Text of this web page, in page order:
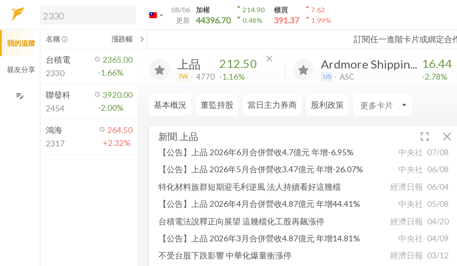
arrow_drop_down
08/06
更新
加權
44396.70
arrow_drop_down214.90
arrow_drop_down0.48%
櫃買
391.37
arrow_drop_up7.62
arrow_drop_up1.99%
訂閱任一進階卡片或綁定合
解鎖即時行情及進階功能
方案」，即可解鎖以下功能：
即時行情
即時市況與排行
成交金額熱力圖
前往方案訂閱
如何綁定合作券商
上品
TW 4770
212.50
-1.16%
close Ardmore Shippin...
US ASC
16.44
-2.78%
基本概況 董監持股 當日主力券商 股利政策 arrow_drop_down
新聞 上品 fullscreen close
【公告】上品 2026年6月合併營收4.7億元 年增-6.95% 中央社 07/08
【公告】上品 2026年5月合併營收3.47億元 年增-26.07%
中央社 06/08
特化材料族群短期迎毛利逆風 法人持續看好這幾檔
經濟日報 06/04
【公告】上品 2026年4月合併營收4.87億元 年增44.41%
中央社 05/08
台積電法說釋正向展望 這幾檔化工股再飆漲停
經濟日報 04/20
【公告】上品 2026年3月合併營收4.87億元 年增14.81%
中央社 04/09
不受台股下跌影響 中華化爆量衝漲停
經濟日報 03/12
我的追蹤
親友分享
edit_note
名稱 info_outline 漲跌幅 chevron_left
台積電
2330
2365.00
-1.66%
聯發科
2454
3920.00
-2.00%
鴻海
2317
264.50
+2.32%